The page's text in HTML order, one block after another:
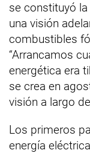
se constituyó
una visión
combustibles
“Arrancamos
energética era
se crea en
visión a largo
Los primeros
energía